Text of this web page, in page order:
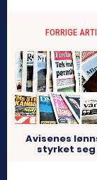
FORRIGE
Avisenes
styrket seg